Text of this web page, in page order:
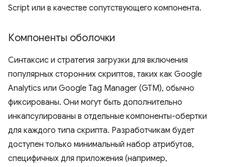
Script или в качестве сопутствующего компонента.
Компоненты оболочки
Синтаксис и стратегия загрузки для включения
популярных сторонних скриптов, таких как Google
Analytics или Google Tag Manager (GTM), обычно
фиксированы. Они могут быть дополнительно
инкапсулированы в отдельные компоненты-обертки
для каждого типа скрипта. Разработчикам будет
доступен только минимальный набор атрибутов,
специфичных для приложения (например,